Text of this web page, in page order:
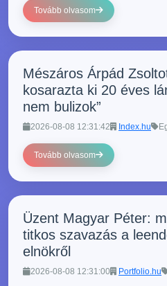
Tovább olvasom
Mészáros Árpád
kosarazta ki 20 éves
nem bulizok”
2026-08-08 12:31:42 Index.hu
Tovább olvasom
Üzent Magyar Péter:
titkos szavazás a
elnökről
2026-08-08 12:31:00 Portfolio.hu